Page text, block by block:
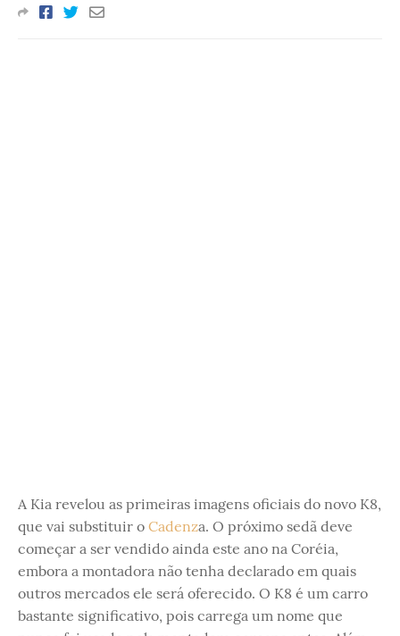
A Kia revelou as primeiras imagens oficiais do novo K8,
que vai substituir o Cadenza. O próximo sedã deve
começar a ser vendido ainda este ano na Coréia,
embora a montadora não tenha declarado em quais
outros mercados ele será oferecido. O K8 é um carro
bastante significativo, pois carrega um nome que